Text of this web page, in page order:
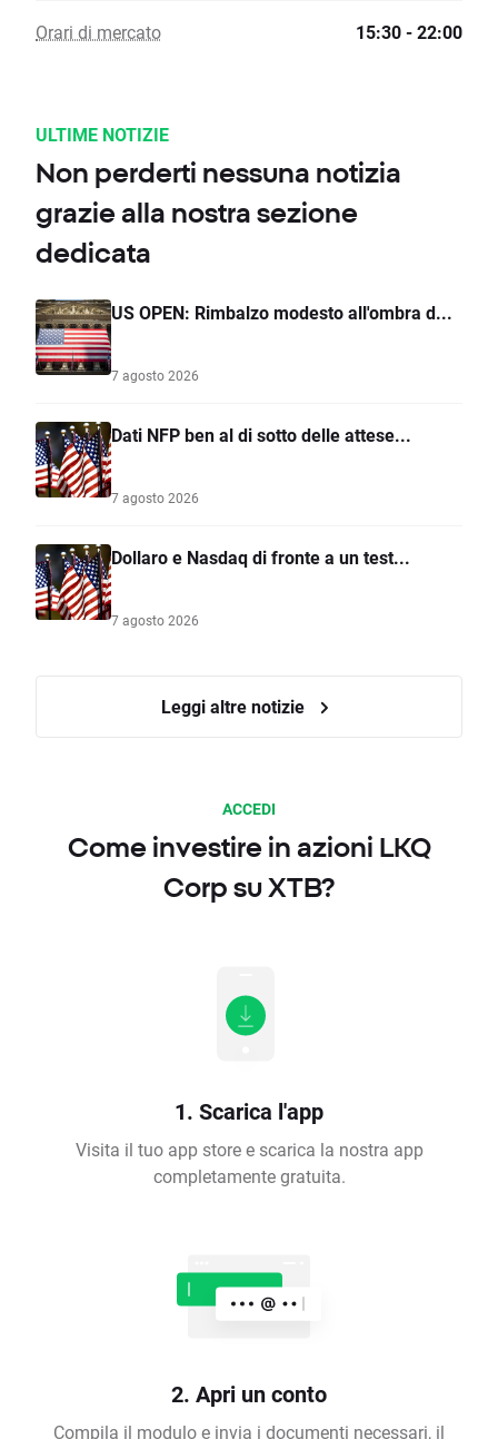
Orari di mercato 15:30 - 22:00
ULTIME NOTIZIE
Non perderti nessuna notizia
grazie alla nostra sezione
dedicata
US OPEN: Rimbalzo modesto all'ombra d...
7 agosto 2026
Dati NFP ben al di sotto delle attese...
7 agosto 2026
Dollaro e Nasdaq di fronte a un test...
7 agosto 2026
Leggi altre notizie
ACCEDI
Come investire in azioni LKQ
Corp su XTB?
1. Scarica l'app
Visita il tuo app store e scarica la nostra app
completamente gratuita.
2. Apri un conto
Compila il modulo e invia i documenti necessari, il